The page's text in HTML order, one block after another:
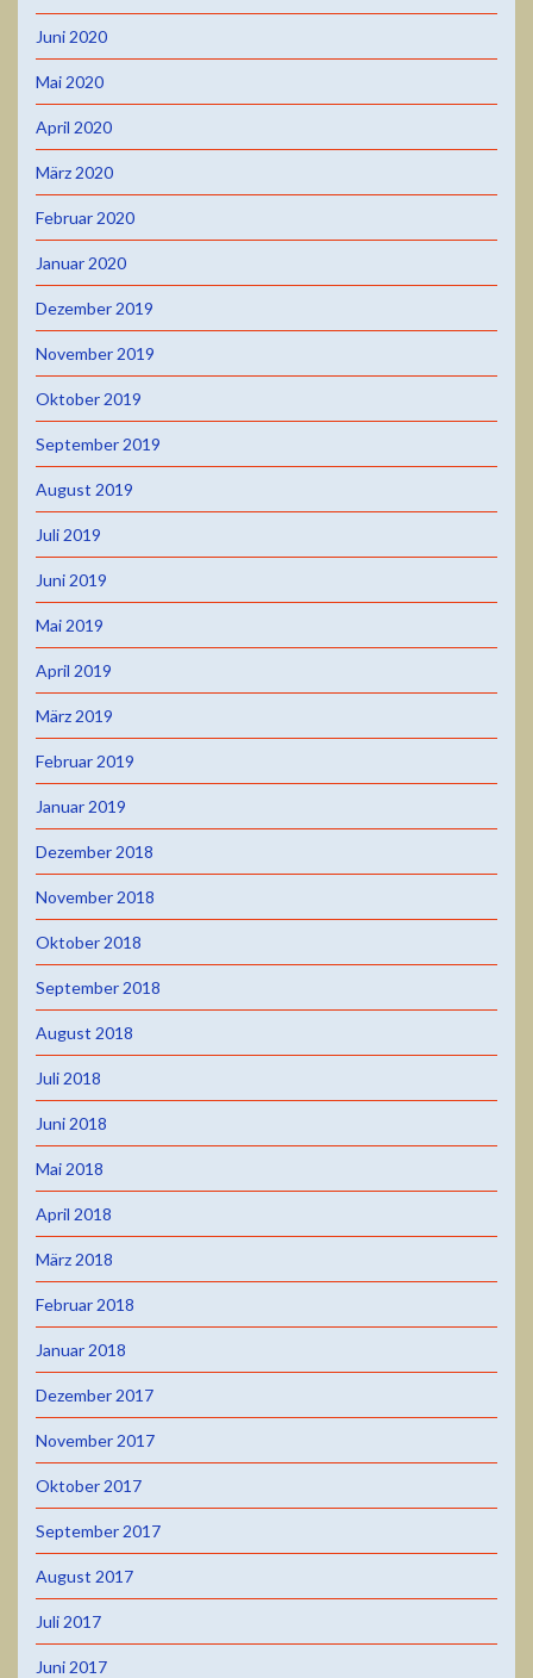
Juni 2020
Mai 2020
April 2020
März 2020
Februar 2020
Januar 2020
Dezember 2019
November 2019
Oktober 2019
September 2019
August 2019
Juli 2019
Juni 2019
Mai 2019
April 2019
März 2019
Februar 2019
Januar 2019
Dezember 2018
November 2018
Oktober 2018
September 2018
August 2018
Juli 2018
Juni 2018
Mai 2018
April 2018
März 2018
Februar 2018
Januar 2018
Dezember 2017
November 2017
Oktober 2017
September 2017
August 2017
Juli 2017
Juni 2017